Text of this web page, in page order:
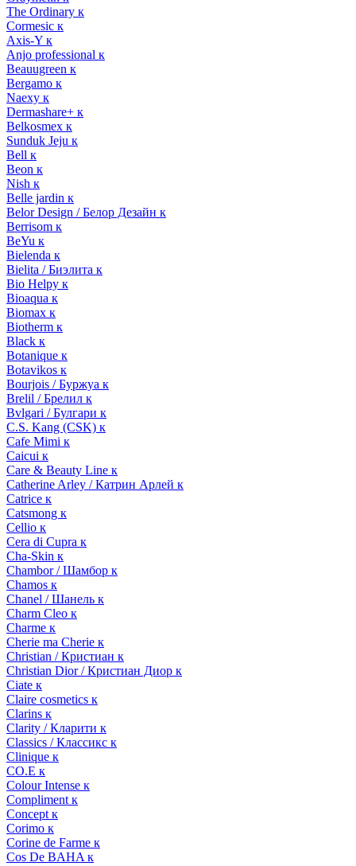
The Ordinary к
Cormesic к
Axis-Y к
Anjo professional к
Beauugreen к
Bergamo к
Naexy к
Dermashare+ к
Belkosmex к
Sunduk Jeju к
Bell к
Beon к
Nish к
Belle jardin к
Belor Design / Белор Дезайн к
Berrisom к
BeYu к
Bielenda к
Bielita / Биэлита к
Bio Helpy к
Bioaqua к
Biomax к
Biotherm к
Black к
Botanique к
Botavikos к
Bourjois / Буржуа к
Brelil / Брелил к
Bvlgari / Булгари к
C.S. Kang (CSK) к
Cafe Mimi к
Caicui к
Care & Beauty Line к
Catherine Arley / Катрин Арлей к
Catrice к
Catsmong к
Cellio к
Cera di Cupra к
Cha-Skin к
Chambor / Шамбор к
Chamos к
Chanel / Шанель к
Charm Cleo к
Charme к
Cherie ma Cherie к
Christian / Кристиан к
Christian Dior / Кристиан Диор к
Ciate к
Claire cosmetics к
Clarins к
Clarity / Кларити к
Classics / Классикс к
Clinique к
CO.E к
Colour Intense к
Compliment к
Concept к
Corimo к
Corine de Farme к
Cos De BAHA к